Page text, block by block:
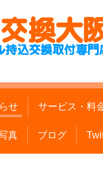
せ サービス・料
真 ブログ